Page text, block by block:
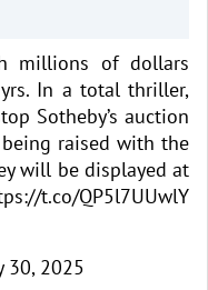
millions of dollars
In a total thriller,
Sotheby’s auction
raised with the
will be displayed at
t.co/QP5l7UUwlY
30, 2025